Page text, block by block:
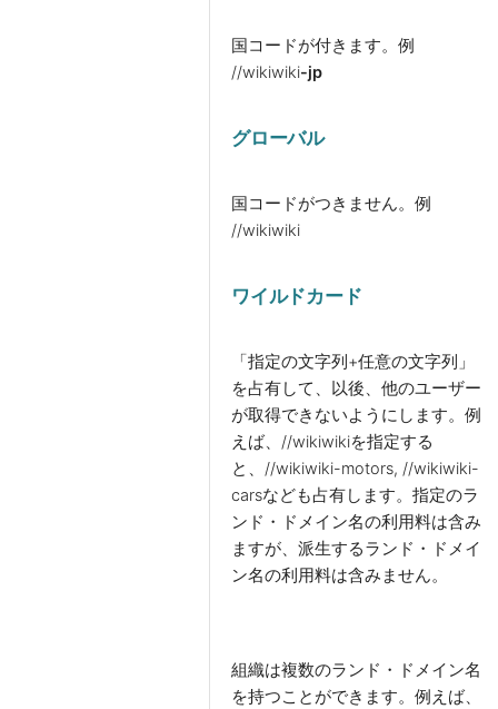
国コードが付きます。例
//wikiwiki-jp
グローバル
国コードがつきません。例
//wikiwiki
ワイルドカード
「指定の文字列+任意の文字列」
を占有して、以後、他のユーザー
が取得できないようにします。例
えば、//wikiwikiを指定する
と、//wikiwiki-motors, //wikiwiki-
carsなども占有します。指定のラ
ンド・ドメイン名の利用料は含み
ますが、派生するランド・ドメイ
ン名の利用料は含みません。
組織は複数のランド・ドメイン名
を持つことができます。例えば、